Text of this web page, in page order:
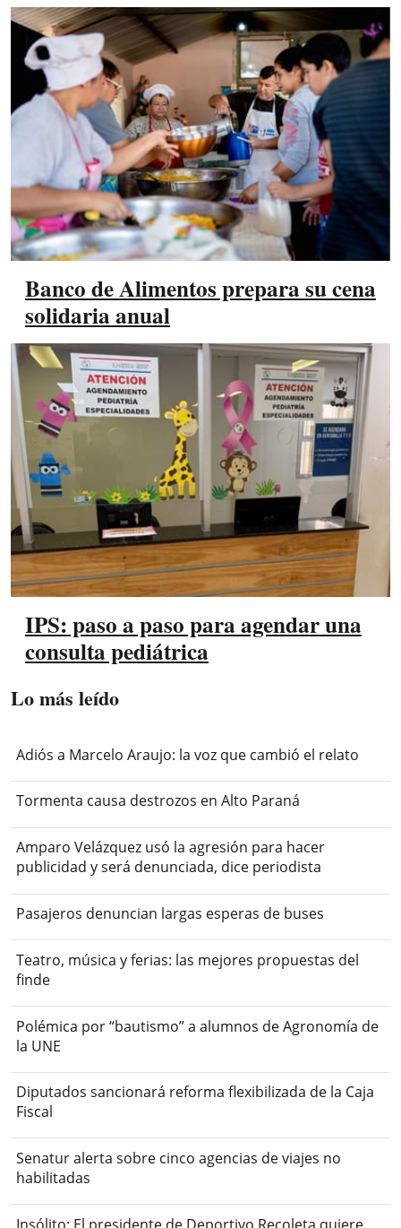
Banco de Alimentos prepara su cena
solidaria anual
IPS: paso a paso para agendar una
consulta pediátrica
Lo más leído
Adiós a Marcelo Araujo: la voz que cambió el relato
Tormenta causa destrozos en Alto Paraná
Amparo Velázquez usó la agresión para hacer
publicidad y será denunciada, dice periodista
Pasajeros denuncian largas esperas de buses
Teatro, música y ferias: las mejores propuestas del
finde
Polémica por “bautismo” a alumnos de Agronomía de
la UNE
Diputados sancionará reforma flexibilizada de la Caja
Fiscal
Senatur alerta sobre cinco agencias de viajes no
habilitadas